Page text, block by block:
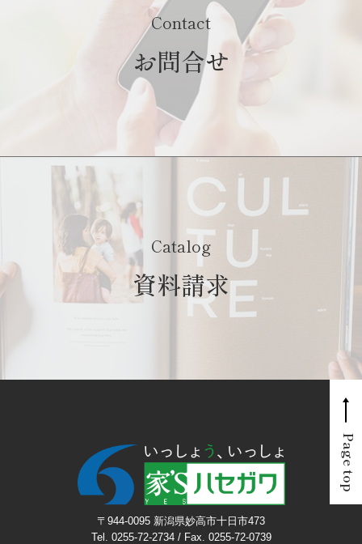
Contact
お問合せ
Catalog
資料請求
Page top
〒944-0095 新潟県妙高市十日市473
Tel. 0255-72-2734 / Fax. 0255-72-0739